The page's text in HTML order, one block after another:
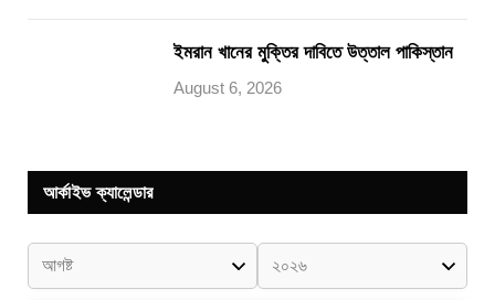
ইমরান খানের মুক্তির দাবিতে উত্তাল পাকিস্তান
August 6, 2026
আর্কাইভ ক্যালেন্ডার